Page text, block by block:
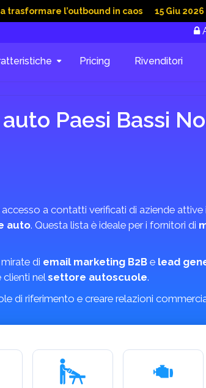
l’outbound in caos 15 Giu 2026 Cold
Pricing Rivenditori
Paesi Bassi
a contatti verificati di aziende attive
auto. Questa lista è ideale per i fornitori di
di email marketing B2B e lead
clienti nelsettore autoscuole.
di riferimento e creare relazioni